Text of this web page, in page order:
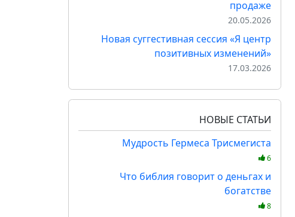
продаже
20.05.2026
Новая суггестивная сессия «Я центр
позитивных изменений»
17.03.2026
НОВЫЕ СТАТЬИ
Мудрость Гермеса Трисмегиста
6
Что библия говорит о деньгах и
богатстве
8